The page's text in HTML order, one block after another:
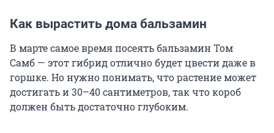
Как вырастить дома бальзамин
В марте самое время посеять бальзамин Том
Самб — этот гибрид отлично будет цвести даже в
горшке. Но нужно понимать, что растение может
достигать и 30–40 сантиметров, так что короб
должен быть достаточно глубоким.